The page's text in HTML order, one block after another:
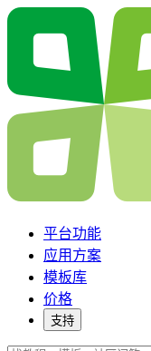
平台功能
应用方案
模板库
价格
支持